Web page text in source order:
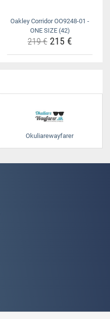
Oakley Corridor OO9248-01 -
ONE SIZE (42)
219 € 215 €
Okuliarewayfarer